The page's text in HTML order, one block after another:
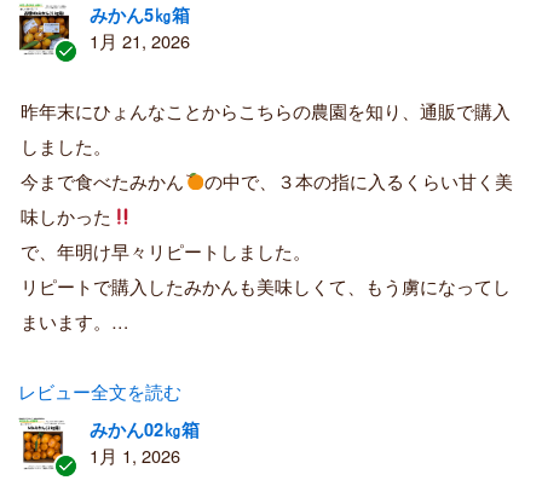
証
済
み
購
者
みかん5㎏箱
1月 21, 2026
昨年末にひょんなことからこちらの農園を知り、通販で購入
しました。
今まで食べたみかん
の中で、３本の指に入るくらい甘く美
味しかった
で、年明け早々リピートしました。
リピートで購入したみかんも美味しくて、もう虜になってし
まいます。…
レビュー全文を読む
みかん02㎏箱
1月 1, 2026